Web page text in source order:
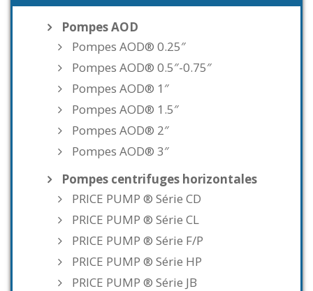
Pompes AOD
Pompes AOD® 0.25″
Pompes AOD® 0.5″-0.75″
Pompes AOD® 1″
Pompes AOD® 1.5″
Pompes AOD® 2″
Pompes AOD® 3″
Pompes centrifuges horizontales
PRICE PUMP ® Série CD
PRICE PUMP ® Série CL
PRICE PUMP ® Série F/P
PRICE PUMP ® Série HP
PRICE PUMP ® Série JB